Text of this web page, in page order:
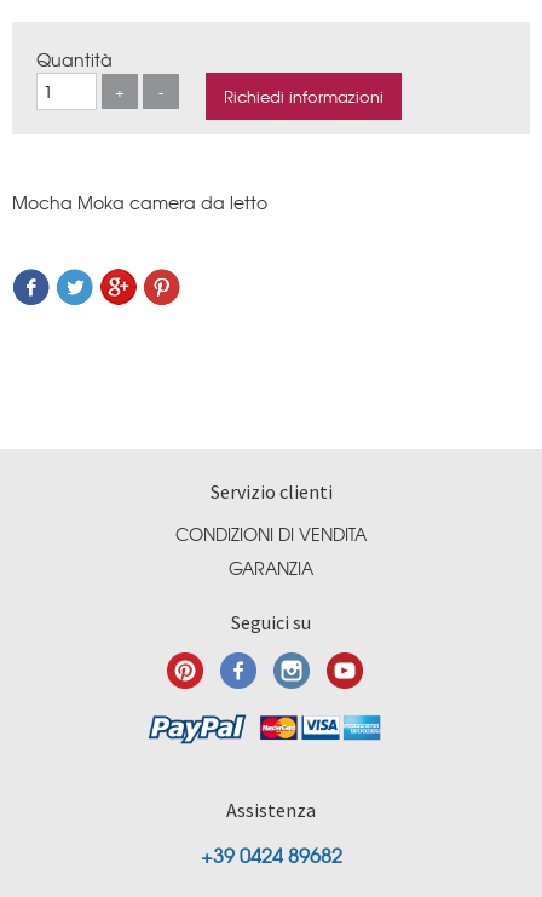
Quantità
Mocha Moka camera da letto
Servizio clienti
CONDIZIONI DI VENDITA
GARANZIA
Seguici su
Assistenza
+39 0424 89682